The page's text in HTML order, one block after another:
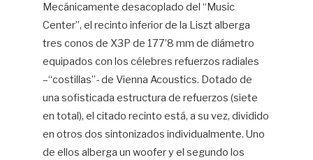
Mecánicamente desacoplado del “Music
Center”, el recinto inferior de la Liszt alberga
tres conos de X3P de 177’8 mm de diámetro
equipados con los célebres refuerzos radiales
–“costillas”- de Vienna Acoustics. Dotado de
una sofisticada estructura de refuerzos (siete
en total), el citado recinto está, a su vez, dividido
en otros dos sintonizados individualmente. Uno
de ellos alberga un woofer y el segundo los